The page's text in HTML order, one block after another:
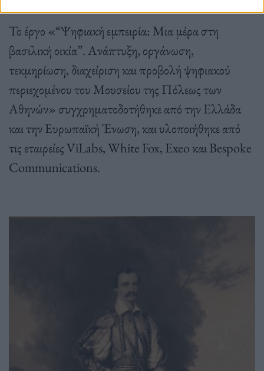
Το έργο «“Ψηφιακή εμπειρία: Μια μέρα στη
βασιλική οικία”. Ανάπτυξη, οργάνωση,
τεκμηρίωση, διαχείριση και προβολή ψηφιακού
περιεχομένου του Μουσείου της Πόλεως των
Αθηνών» συγχρηματοδοτήθηκε από την Ελλάδα
και την Ευρωπαϊκή Ένωση, και υλοποιήθηκε από
τις εταιρείες ViLabs, White Fox, Exeo και Bespoke
Communications.